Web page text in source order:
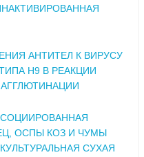
АНТИТЕЛ К ВИРУСУ
Н9 В РЕАКЦИИ
ОСПЫ КОЗ И ЧУМЫ
СУХАЯ